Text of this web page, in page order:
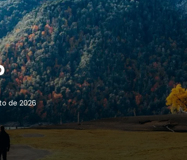
de 2026